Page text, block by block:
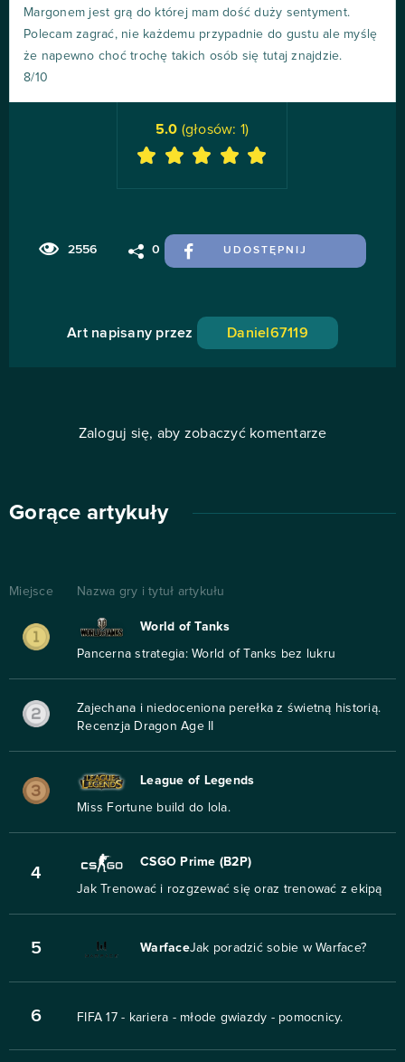
Margonem jest grą do której mam dość duży sentyment.
Polecam zagrać, nie każdemu przypadnie do gustu ale myślę
że napewno choć trochę takich osób się tutaj znajdzie.
8/10
2556 0 UDOSTĘPNIJ
5.0 (głosów: 1)
Art napisany przez Daniel67119
Zaloguj się, aby zobaczyć komentarze
Gorące artykuły
Miejsce Nazwa gry i tytuł artykułu
World of Tanks
Pancerna strategia: World of Tanks bez lukru
Zajechana i niedoceniona perełka z świetną historią.
Recenzja Dragon Age II
League of Legends
Miss Fortune build do lola.
4
CSGO Prime (B2P)
Jak Trenować i rozgzewać się oraz trenować z ekipą
5 WarfaceJak poradzić sobie w Warface?
6 FIFA 17 - kariera - młode gwiazdy - pomocnicy.